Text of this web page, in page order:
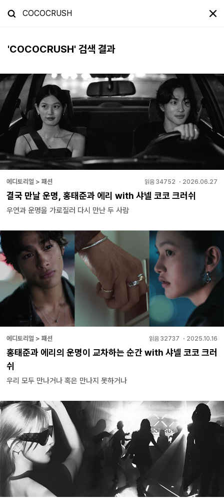
'COCOCRUSH' 검색 결과
에디토리얼 > 패션 읽음 34752 ・ 2026.06.27
결국 만날 운명, 홍태준과 에리 with 샤넬 코코 크러쉬
우연과 운명을 가로질러 다시 만난 두 사람
에디토리얼 > 패션 읽음 32737 ・ 2025.10.16
홍태준과 에리의 운명이 교차하는 순간 with 샤넬 코코 크러
쉬
우리 모두 만나거나 혹은 만나지 못하거나